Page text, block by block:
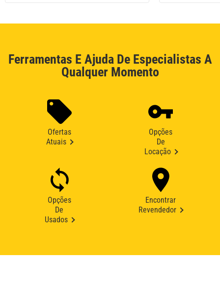
Ferramentas E Ajuda De Especialistas A
Qualquer Momento
Ofertas
Atuais
Opções
De
Locação
Opções
De
Usados
Encontrar
Revendedor